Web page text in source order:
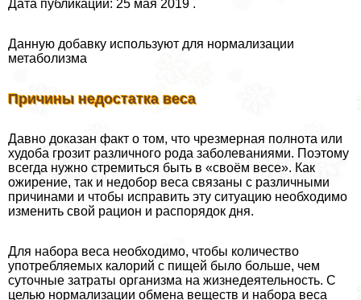
Дата публикации: 25 мая 2019 .
Данную добавку используют для нормализации
метаболизма
Причины недостатка веса
Давно доказан факт о том, что чрезмерная полнота или
худоба грозит различного рода заболеваниями. Поэтому
всегда нужно стремиться быть в «своём весе». Как
ожирение, так и недобор веса связаны с различными
причинами и чтобы исправить эту ситуацию необходимо
изменить свой рацион и распорядок дня.
Для набора веса необходимо, чтобы количество
употрeбляемых калорий с пищей было больше, чем
суточные затраты организма на жизнедеятельность. С
целью нормализации обмена веществ и набора веса